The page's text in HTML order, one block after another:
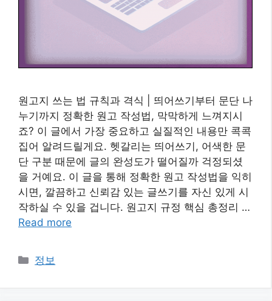
원고지 쓰는 법 규칙과 격식 | 띄어쓰기부터 문단 나
누기까지 정확한 원고 작성법, 막막하게 느껴지시
죠? 이 글에서 가장 중요하고 실질적인 내용만 콕콕
집어 알려드릴게요. 헷갈리는 띄어쓰기, 어색한 문
단 구분 때문에 글의 완성도가 떨어질까 걱정되셨
을 거예요. 이 글을 통해 정확한 원고 작성법을 익히
시면, 깔끔하고 신뢰감 있는 글쓰기를 자신 있게 시
작하실 수 있을 겁니다. 원고지 규정 핵심 총정리 …
Read more
카
정보